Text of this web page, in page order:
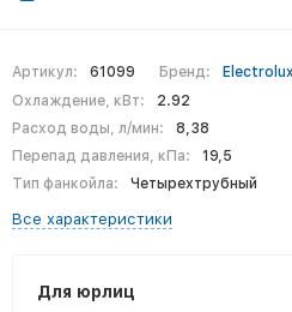
Артикул: 61099 Бренд:
Electrolux
Охлаждение, кВт:
2.92
Расход воды, л/мин:
8,38
Перепад давления, кПа:
19,5
Тип фанкойла:
Четырехтрубный
Все характеристики
Для юрлиц